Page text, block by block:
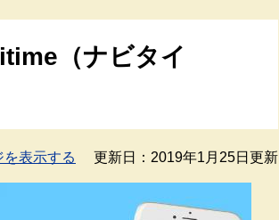
（ナビタイ
表示する 更新日：2019年1月25日更新